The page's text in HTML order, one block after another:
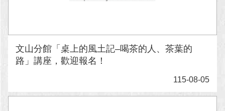
文山分館「桌上的風土記–喝茶的人、茶葉的
路」講座，歡迎報名！
115-08-05